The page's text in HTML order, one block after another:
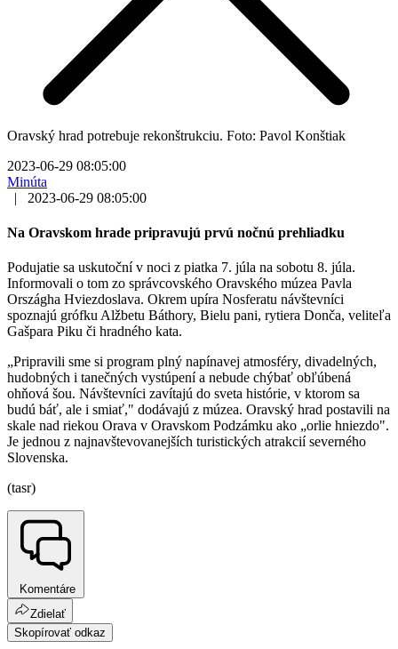
Oravský hrad potrebuje rekonštrukciu. Foto: Pavol Konštiak
2023-06-29 08:05:00
Minúta
|
2023-06-29 08:05:00
Na Oravskom hrade pripravujú prvú nočnú prehliadku
Podujatie sa uskutoční v noci z piatka 7. júla na sobotu 8. júla.
Informovali o tom zo správcovského Oravského múzea Pavla
Országha Hviezdoslava. Okrem upíra Nosferatu návštevníci
spoznajú grófku Alžbetu Báthory, Bielu pani, rytiera Donča, veliteľa
Gašpara Piku či hradného kata.
„Pripravili sme si program plný napínavej atmosféry, divadelných,
hudobných i tanečných vystúpení a nebude chýbať obľúbená
ohňová šou. Návštevníci zavítajú do sveta histórie, v ktorom sa
budú báť, ale i smiať," dodávajú z múzea. Oravský hrad postavili na
skale nad riekou Orava v Oravskom Podzámku ako „orlie hniezdo".
Je jednou z najnavštevovanejších turistických atrakcií severného
Slovenska.
(tasr)
Komentáre
Zdielať
Skopírovať odkaz